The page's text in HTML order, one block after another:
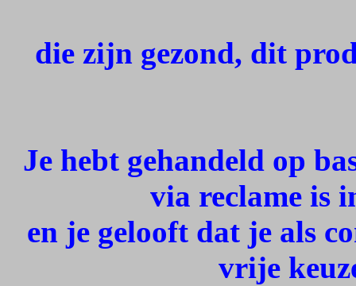
die zijn gezond, dit
Je hebt gehandeld op
via reclame is
en je gelooft dat je als
vrije